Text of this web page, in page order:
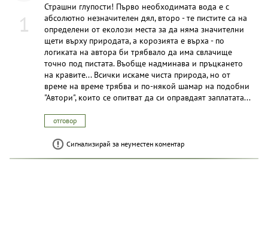
1
Страшни глупости! Първо необходимата вода е с
абсолютно незначителен дял, второ - те пистите са на
определени от еколози места за да няма значителни
щети върху природата, а корозията е върха - по
логиката на автора би трябвало да има свлачище
точно под пистата. Въобще надминава и пръцкането
на кравите... Всички искаме чиста природа, но от
време на време трябва и по-някой шамар на подобни
"Автори", които се опитват да си оправдаят заплатата...
отговор
Сигнализирай за неуместен коментар